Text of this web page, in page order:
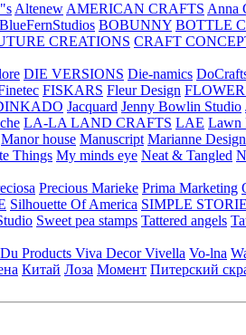
Altenew AMERICAN CRAFTS Anna
BlueFernStudios BOBUNNY BOTTLE
CREATIONS CRAFT
DIE VERSIONS Die-namics
FISKARS Fleur Design
Jacquard Jenny Bowlin Studio
LA-LA LAND CRAFTS LAE Lawn
Manor house Manuscript Marianne Design
Things My minds eye Neat & Tangled
Precious Marieke Prima Marketing
Silhouette Of America SIMPLE
Sweet pea stamps Tattered angels
Products Viva DecorVivella Vo-lna
Китай Лоза Момент Питерский